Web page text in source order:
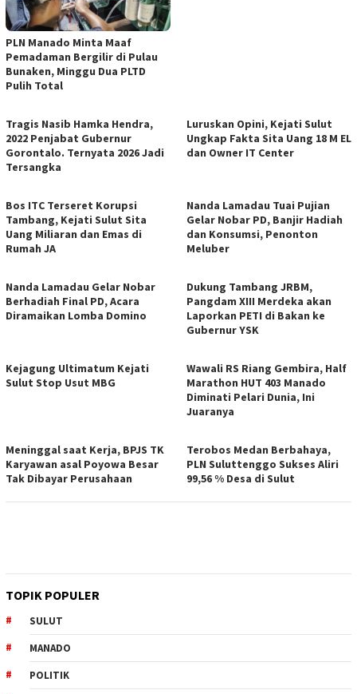
PLN Manado Minta Maaf
Pemadaman Bergilir di Pulau
Bunaken, Minggu Dua PLTD
Pulih Total
Tragis Nasib Hamka Hendra,
2022 Penjabat Gubernur
Gorontalo. Ternyata 2026 Jadi
Tersangka
Luruskan Opini, Kejati Sulut
Ungkap Fakta Sita Uang 18 M EL
dan Owner IT Center
Bos ITC Terseret Korupsi
Tambang, Kejati Sulut Sita
Uang Miliaran dan Emas di
Rumah JA
Nanda Lamadau Tuai Pujian
Gelar Nobar PD, Banjir Hadiah
dan Konsumsi, Penonton
Meluber
Nanda Lamadau Gelar Nobar
Berhadiah Final PD, Acara
Diramaikan Lomba Domino
Dukung Tambang JRBM,
Pangdam XIII Merdeka akan
Laporkan PETI di Bakan ke
Gubernur YSK
Kejagung Ultimatum Kejati
Sulut Stop Usut MBG
Wawali RS Riang Gembira, Half
Marathon HUT 403 Manado
Diminati Pelari Dunia, Ini
Juaranya
Meninggal saat Kerja, BPJS TK
Karyawan asal Poyowa Besar
Tak Dibayar Perusahaan
Terobos Medan Berbahaya,
PLN Suluttenggo Sukses Aliri
99,56 % Desa di Sulut
TOPIK POPULER
SULUT
MANADO
POLITIK